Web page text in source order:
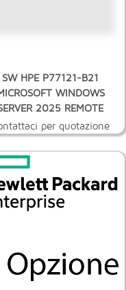
SW HPE P77121-B21
WINDOWS
2025 REMOTE
per quotazione